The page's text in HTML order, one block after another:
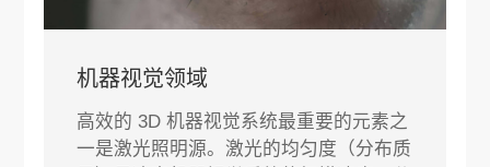
机器视觉领域
高效的 3D 机器视觉系统最重要的元素之
一是激光照明源。激光的均匀度（分布质